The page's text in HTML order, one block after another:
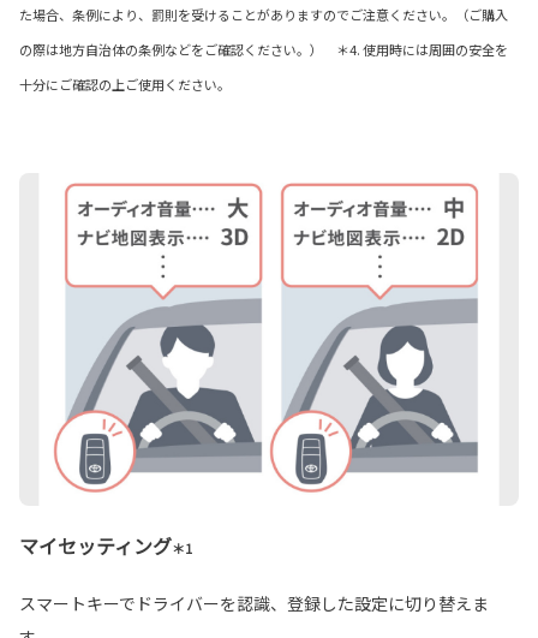
た場合、条例により、罰則を受けることがありますのでご注意ください。（ご購入
の際は地方自治体の条例などをご確認ください。） ＊4. 使用時には周囲の安全を
十分にご確認の上ご使用ください。
マイセッティング＊1
スマートキーでドライバーを認識、登録した設定に切り替えま